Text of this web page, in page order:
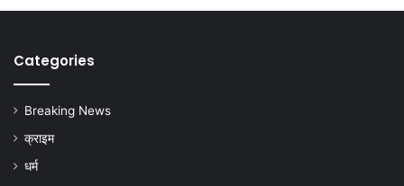
Categories
Breaking News
क्राइम
धर्म